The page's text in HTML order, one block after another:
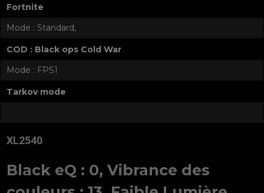
Fortnite
Mode : Standard,
COD : Black ops Cold War
Mode : FPS1
Tarkov mode
XL2540
Black eQ : 0, Vibrance des